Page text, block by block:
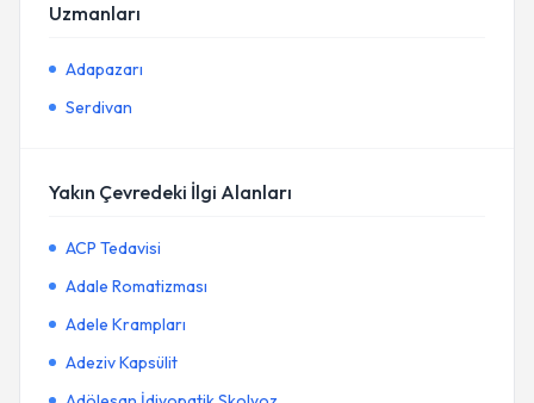
Uzmanları
Adapazarı
Serdivan
Yakın Çevredeki İlgi Alanları
ACP Tedavisi
Adale Romatizması
Adele Krampları
Adeziv Kapsülit